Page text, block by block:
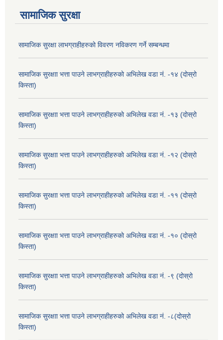
सामाजिक सुरक्षा
सामाजिक सुरक्षा लाभग्राहीहरुको विवरण नविकरण गर्ने सम्बन्धमा
सामाजिक सुरक्षाा भत्ता पाउने लाभग्राहीहरुको अभिलेख वडा नं. -१४ (दोस्रो
किस्ता)
सामाजिक सुरक्षाा भत्ता पाउने लाभग्राहीहरुको अभिलेख वडा नं. -१३ (दोस्रो
किस्ता)
सामाजिक सुरक्षाा भत्ता पाउने लाभग्राहीहरुको अभिलेख वडा नं. -१२ (दोस्रो
किस्ता)
सामाजिक सुरक्षाा भत्ता पाउने लाभग्राहीहरुको अभिलेख वडा नं. -११ (दोस्रो
किस्ता)
सामाजिक सुरक्षाा भत्ता पाउने लाभग्राहीहरुको अभिलेख वडा नं. -१० (दोस्रो
किस्ता)
सामाजिक सुरक्षाा भत्ता पाउने लाभग्राहीहरुको अभिलेख वडा नं. -९ (दोस्रो
किस्ता)
सामाजिक सुरक्षाा भत्ता पाउने लाभग्राहीहरुको अभिलेख वडा नं. -८(दोस्रो
किस्ता)